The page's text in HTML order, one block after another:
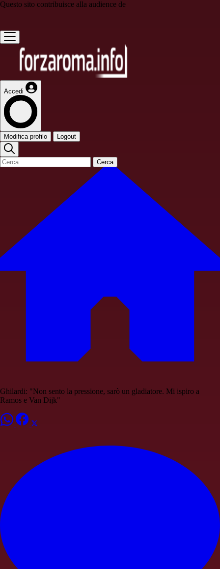
Questo sito contribuisce alla audience de
Accedi
Modifica profilo Logout
Cerca
Ghilardi: "Non sento la pressione, sarò un gladiatore. Mi ispiro a
Ramos e Van Dijk"